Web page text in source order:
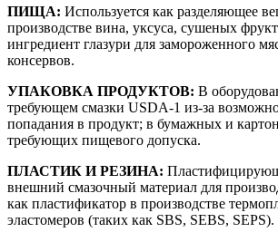
ПИЩА: Используется как разделяющее
производстве вина, уксуса, сушеных
ингредиент глазури для замороженного
консервов.
УПАКОВКА ПРОДУКТОВ: В
требующем смазки USDA-1 из-за
попадания в продукт; в бумажных и
требующих пищевого допуска.
ПЛАСТИК И РЕЗИНА:
внешний смазочный материал для
как пластификатор в производстве
эластомеров (таких как SBS, SEBS, SEPS).